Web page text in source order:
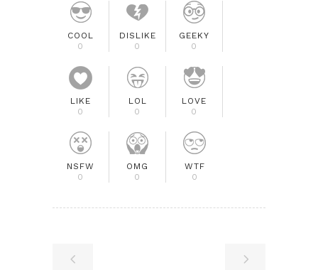
COOL
0
DISLIKE
0
GEEKY
0
LIKE
0
LOL
0
LOVE
0
NSFW
0
OMG
0
WTF
0